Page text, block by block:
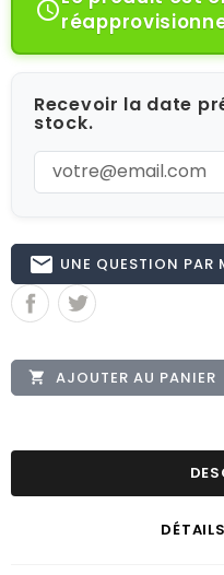

Recevoir la date
stock.
email UNE QUESTION PAR
 AJOUTER AU PANIER